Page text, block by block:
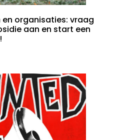
en organisaties: vraag
aan en start een